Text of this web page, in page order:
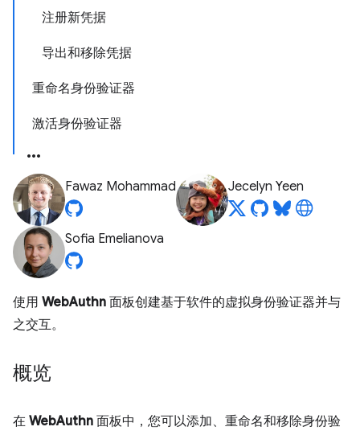
注册新凭据
导出和移除凭据
重命名身份验证器
激活身份验证器
Fawaz Mohammad Jecelyn Yeen
Sofia Emelianova
使用 WebAuthn 面板创建基于软件的虚拟身份验证器并与
之交互。
概览
在 WebAuthn 面板中，您可以添加、重命名和移除身份验